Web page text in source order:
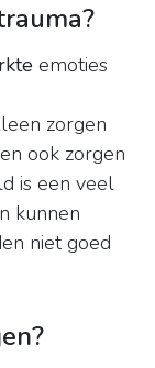
emoties
zorgen
ook zorgen
is een veel
kunnen
niet goed